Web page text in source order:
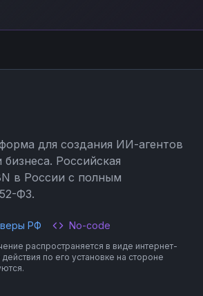
для создания ИИ-агентов
Российская
в России с полным
ФЗ.
РФ No-code
распространяется в виде интернет-
по его установке на стороне